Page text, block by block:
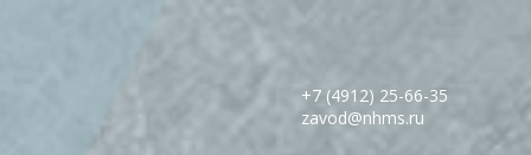
+7 (4912) 25-66-35
zavod@nhms.ru